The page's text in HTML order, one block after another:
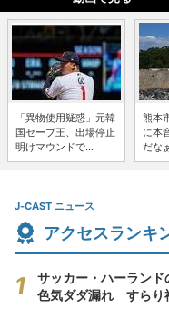
「異物使用疑惑」元韓
国セーブ王、出場停止
明けマウンドで...
熊本
に本
だな
J-CAST ニュース
アクセスランキ
サッカー・ハーラン
色気ダダ漏れ すらり